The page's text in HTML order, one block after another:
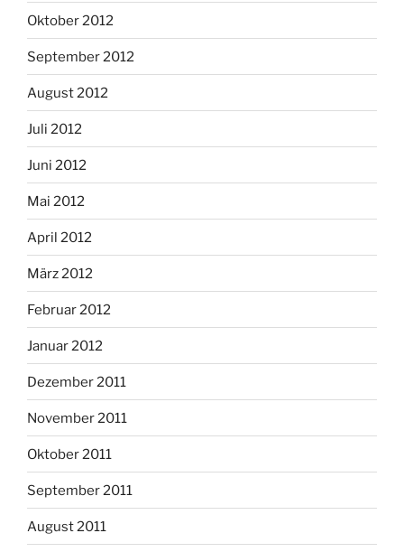
Oktober 2012
September 2012
August 2012
Juli 2012
Juni 2012
Mai 2012
April 2012
März 2012
Februar 2012
Januar 2012
Dezember 2011
November 2011
Oktober 2011
September 2011
August 2011